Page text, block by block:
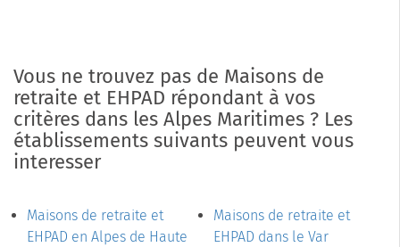
Vous ne trouvez pas de Maisons de
retraite et EHPAD répondant à vos
critères dans les Alpes Maritimes ? Les
établissements suivants peuvent vous
interesser
Maisons de retraite et
EHPAD en Alpes de Haute
Maisons de retraite et
EHPAD dans le Var